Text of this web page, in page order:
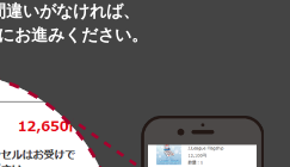
いがなければ、
お進みください。